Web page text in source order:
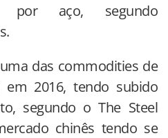
por aço, segundo
das commodities de
2016, tendo subido
segundo o The Steel
chinês tendo se